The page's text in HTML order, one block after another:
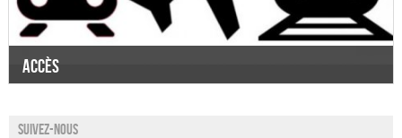
Accès
Suivez-nous